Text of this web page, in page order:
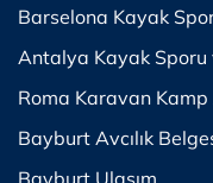
Barselona Kayak
Antalya Kayak
Roma Karavan Kamp
Bayburt Avcılık
Bayburt Ulaşım